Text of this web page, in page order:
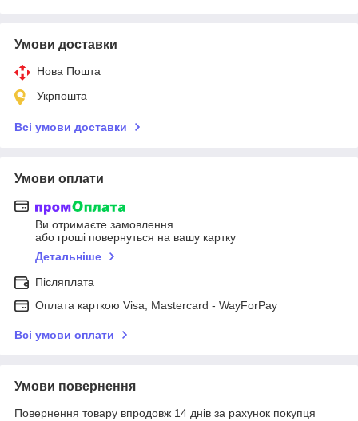
Умови доставки
Нова Пошта
Укрпошта
Всі умови доставки
Умови оплати
Ви отримаєте замовлення
або гроші повернуться на вашу картку
Детальніше
Післяплата
Оплата карткою Visa, Mastercard - WayForPay
Всі умови оплати
Умови повернення
Повернення товару впродовж 14 днів за рахунок покупця